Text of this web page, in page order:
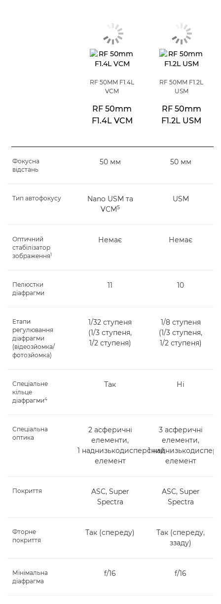
RF 50MM F1.4L
VCM
RF 50mm
F1.4L VCM
RF 50MM F1.2L
USM
RF 50mm
F1.2L USM
Фокусна
відстань
50 мм 50 мм
Тип автофокусу
Nano USM та
VCM5
USM
Оптичний
стабілізатор
зображення1
Немає Немає
Пелюстки
діафрагми
11 10
Етапи
регулювання
діафрагми
(відеозйомка/
фотозйомка)
1/32 ступеня
(1/3 ступеня,
1/2 ступеня)
1/8 ступеня
(1/3 ступеня,
1/2 ступеня)
Спеціальне
кільце
діафрагми4
Так Ні
Спеціальна
оптика
2 асферичні
елементи,
1 наднизькодисперсний
елемент
3 асферичні
елементи,
1
елемент
Покриття
ASC, Super
Spectra
ASC, Super
Spectra
Фторне
покриття
Так (спереду)
Так (спереду,
ззаду)
Мінімальна
діафрагма
f/16 f/16